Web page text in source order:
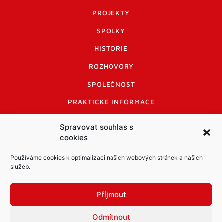
Spravovat souhlas s
cookies
Používáme cookies k optimalizaci našich webových stránek a našich
služeb.
Příjmout
Odmítnout
PROJEKTY
SPOLKY
HISTORIE
ROZHOVORY
SPOLEČNOST
PRAKTICKÉ INFORMACE
INFORMACE A KODEX DISKUTUJÍCÍCH
LOGO A LOGO MANUÁL
Informace o zpracování osobních údajů